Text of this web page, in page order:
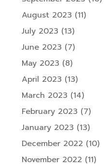
August 2023 (11)
July 2023 (13)
June 2023 (7)
May 2023 (8)
April 2023 (13)
March 2023 (14)
February 2023 (7)
January 2023 (13)
December 2022 (10)
November 2022 (11)